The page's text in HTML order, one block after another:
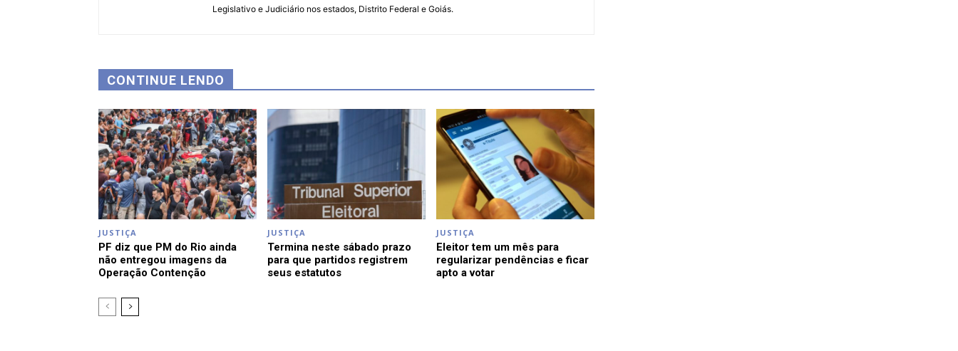
Legislativo e Judiciário nos estados, Distrito Federal e Goiás.
CONTINUE LENDO
JUSTIÇA
PF diz que PM do Rio ainda
não entregou imagens da
Operação Contenção
JUSTIÇA
Termina neste sábado prazo
para que partidos registrem
seus estatutos
JUSTIÇA
Eleitor tem um mês para
regularizar pendências e ficar
apto a votar